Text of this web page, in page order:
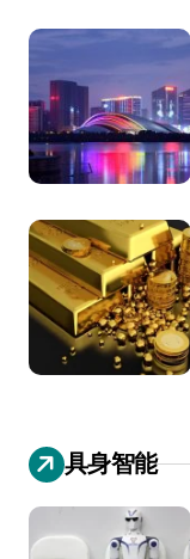
具身智能